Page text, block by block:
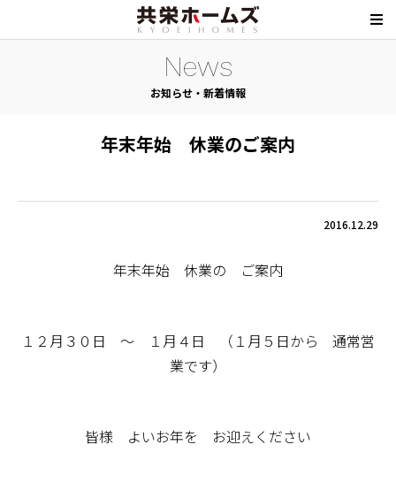
News
お知らせ・新着情報
年末年始 休業のご案内
2016.12.29
年末年始 休業の ご案内
１２月３０日 ～ １月４日 （１月５日から 通常営
業です）
皆様 よいお年を お迎えください